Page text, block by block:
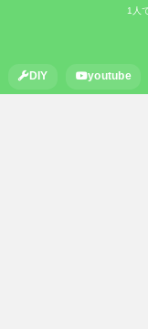
1人
DIY youtube